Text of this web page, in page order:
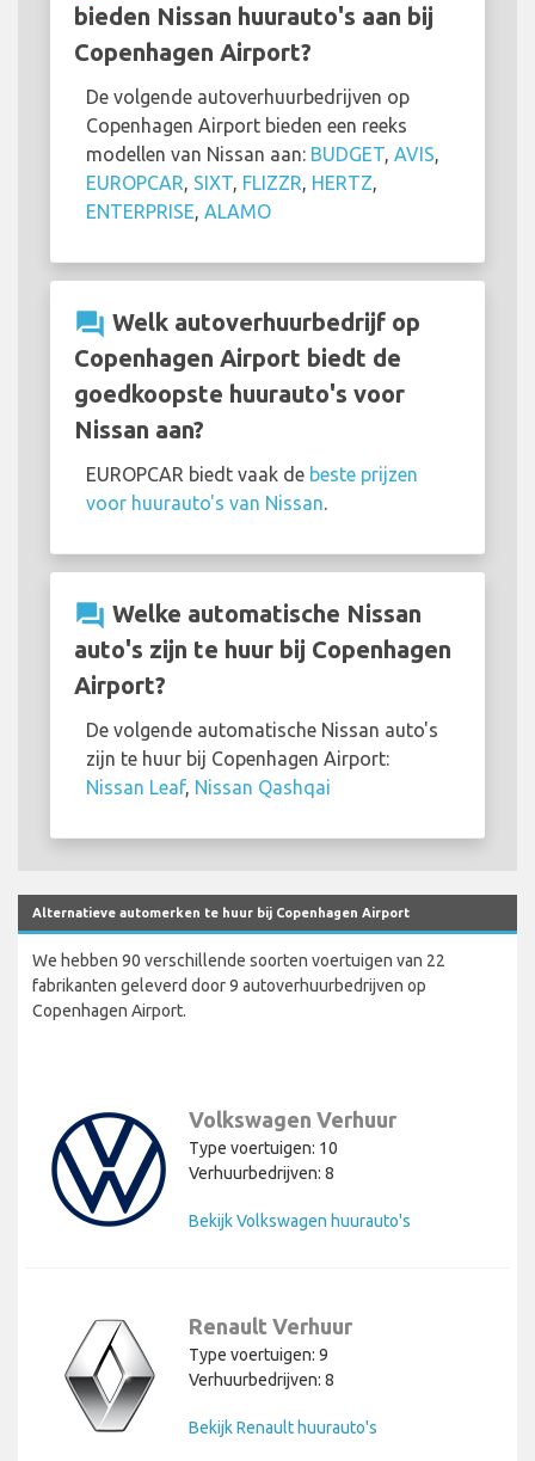
bieden Nissan huurauto's aan bij
Copenhagen Airport?
De volgende autoverhuurbedrijven op
Copenhagen Airport bieden een reeks
modellen van Nissan aan: BUDGET, AVIS,
EUROPCAR, SIXT, FLIZZR, HERTZ,
ENTERPRISE, ALAMO
question_answer Welk autoverhuurbedrijf op
Copenhagen Airport biedt de
goedkoopste huurauto's voor
Nissan aan?
EUROPCAR biedt vaak de beste prijzen
voor huurauto's van Nissan.
question_answer Welke automatische Nissan
auto's zijn te huur bij Copenhagen
Airport?
De volgende automatische Nissan auto's
zijn te huur bij Copenhagen Airport:
Nissan Leaf, Nissan Qashqai
Alternatieve automerken te huur bij Copenhagen Airport
We hebben 90 verschillende soorten voertuigen van 22
fabrikanten geleverd door 9 autoverhuurbedrijven op
Copenhagen Airport.
Volkswagen Verhuur
Type voertuigen: 10
Verhuurbedrijven: 8
Bekijk Volkswagen huurauto's
Renault Verhuur
Type voertuigen: 9
Verhuurbedrijven: 8
Bekijk Renault huurauto's